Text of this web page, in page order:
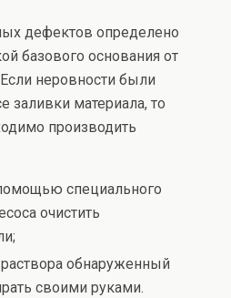
дефектов определено
базового основания от
неровности были
заливки материала, то
производить
специального
очистить
раствора обнаруженный
своими руками.